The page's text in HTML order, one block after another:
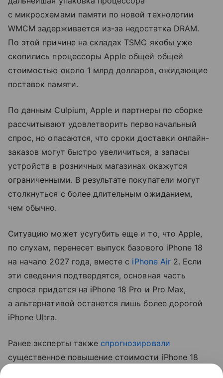
с микросхемами памяти по новой технологии
WMCM задерживается из-за недостатка DRAM.
По этой причине на складах TSMC якобы уже
скопились процессоры Apple общей общей
стоимостью около 1 млрд долларов, ожидающие
поставок памяти.
По данным Culpium, Apple и партнеры по сборке
рассчитывают удовлетворить первоначальный
спрос, но опасаются, что сроки доставки онлайн-
заказов могут быстро увеличиться, а запасы
устройств в розничных магазинах окажутся
ограниченными. В результате покупатели могут
столкнуться с более длительным ожиданием,
чем обычно.
Ситуацию может усугубить еще и то, что Apple,
по слухам, перенесет выпуск базового iPhone 18
на начало 2027 года, вместе с iPhone Air2. Если
эти сведения подтвердятся, основная часть
спроса придется на iPhone 18 Pro и Pro Max,
а альтернативой останется лишь более дорогой
iPhone Ultra.
Ранее эксперты также спрогнозировали
существенное повышение стоимости iPhone 18